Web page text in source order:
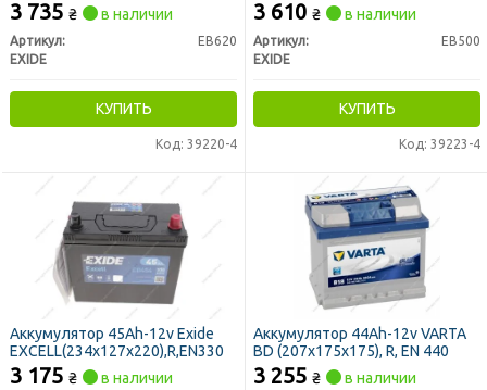
3 735 ₴ в наличии
Артикул:
EB620
EXIDE
КУПИТЬ
Код: 39220-4
3 610 ₴ в наличии
Артикул:
EB500
EXIDE
КУПИТЬ
Код: 39223-4
Аккумулятор 45Ah-12v Exide
EXCELL(234х127х220),R,EN330
3 175 ₴ в наличии
Аккумулятор 44Ah-12v VARTA
BD (207х175х175), R, EN 440
3 255 ₴ в наличии